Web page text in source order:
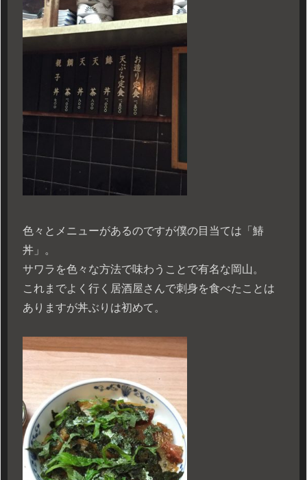
色々とメニューがあるのですが僕の目当ては「鰆
丼」。
サワラを色々な方法で味わうことで有名な岡山。
これまでよく行く居酒屋さんで刺身を食べたことは
ありますが丼ぶりは初めて。